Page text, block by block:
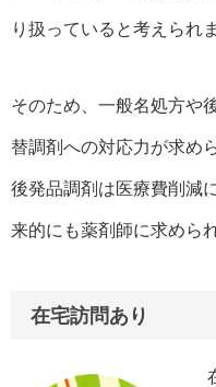
り扱っていると考えられ
そのため、一般名処方や
替調剤への対応力が求め
後発品調剤は医療費削減
来的にも薬剤師に求めら
在宅訪問あり